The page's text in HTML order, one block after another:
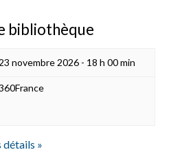
bibliothèque
23 novembre 2026 - 18 h 00 min
France
détails »